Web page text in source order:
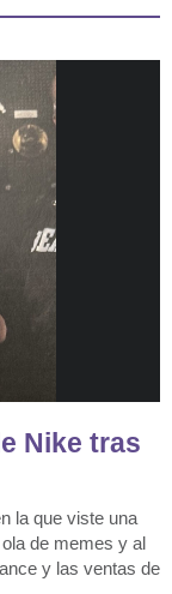
Nike tras
la que viste una
de memes y al
y las ventas de